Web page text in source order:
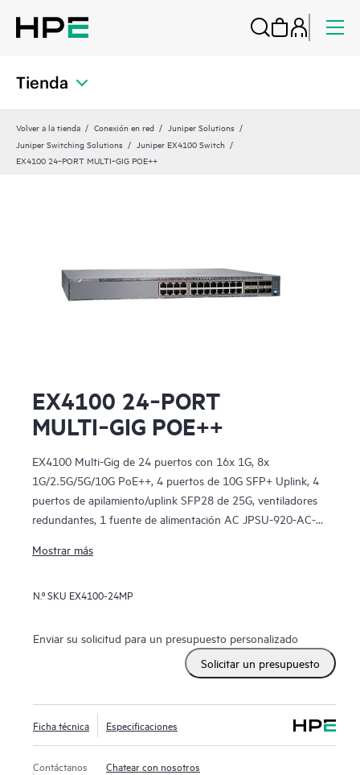
Tienda
Volver a la tienda Conexión en red
Juniper Solutions
Juniper Switching Solutions
Juniper EX4100 Switch
EX4100 24‑PORT MULTI‑GIG POE++
EX4100 24‑PORT
MULTI‑GIG POE++
EX4100 Multi-Gig de 24 puertos con 16x 1G, 8x
1G/2.5G/5G/10G PoE++, 4 puertos de 10G SFP+ Uplink, 4
puertos de apilamiento/uplink SFP28 de 25G, ventiladores
redundantes, 1 fuente de alimentación AC JPSU-920-AC-
estándar.
Mostrar más
N.º SKU EX4100-24MP
Enviar su solicitud para un presupuesto personalizado
Solicitar un presupuesto
Ficha técnica Especificaciones
Contáctanos
Chatear con nosotros